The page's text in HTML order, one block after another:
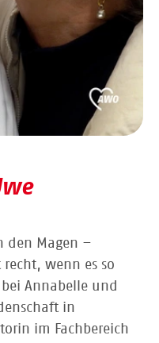
den Magen –
recht, wenn es so
Annabelle und
in
im Fachbereich